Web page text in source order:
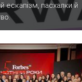
ескапізм, пасхалки й